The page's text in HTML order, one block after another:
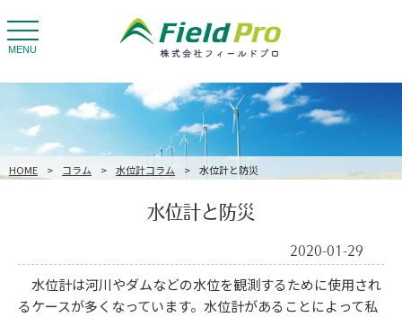
toggle
navigation
MENU
HOME > コラム > 水位計コラム > 水位計と防災
水位計と防災
2020-01-29
水位計は河川やダムなどの水位を観測するために使用され
るケースが多くなっています。水位計があることによって私